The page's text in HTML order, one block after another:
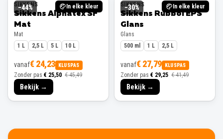
−44% In elke kleur
SIKKENS
Sikkens Alphatex SF
Mat
Mat
1 L
2,5 L 5 L 10 L
vanaf€ 24,23 KLUSPAS
Zonder pas € 25,50 € 45,49
Bekijk →
−30% In elke kleur
SIKKENS
Sikkens Rubbol EPS
Glans
Glans
500 ml
1 L 2,5 L
vanaf€ 27,79 KLUSPAS
Zonder pas € 29,25 € 41,49
Bekijk →